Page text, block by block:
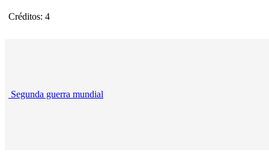
Créditos: 4
Segunda guerra mundial